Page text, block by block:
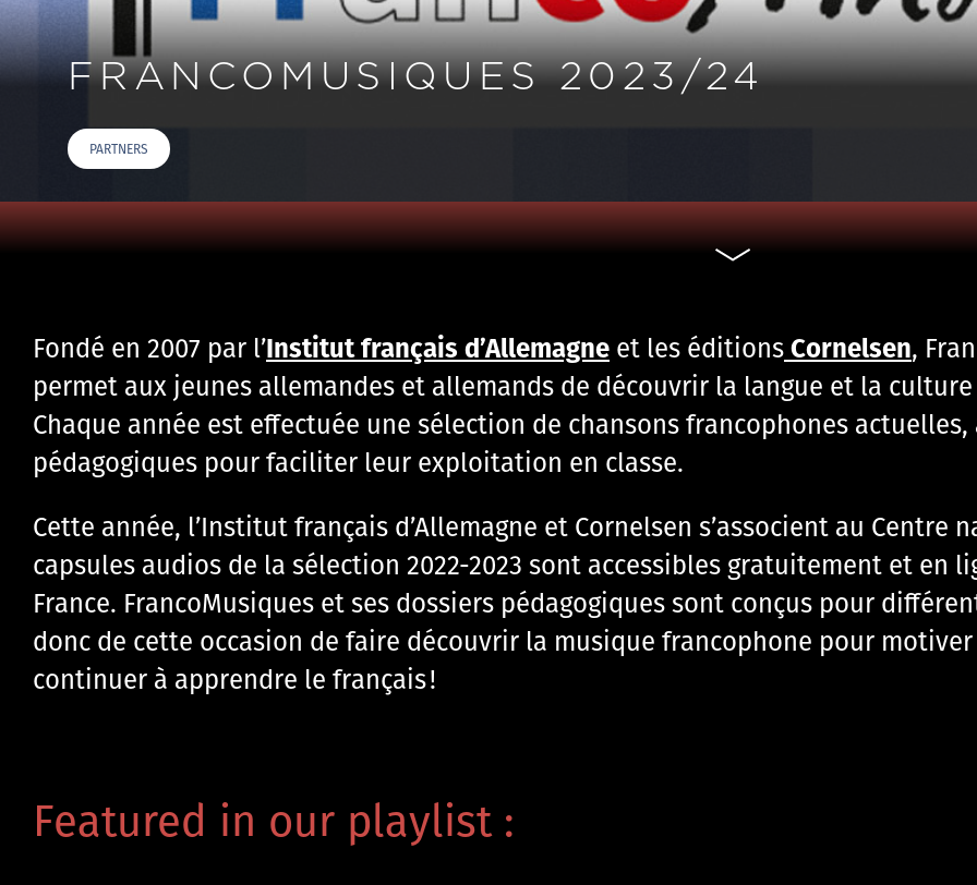
FRANCOMUSIQUES 2023/24
PARTNERS
Fondé en 2007 par l’Institut français d’Allemagne et les éditionsCornelsen,
permet aux jeunes allemandes et allemands de découvrir la langue et la
Chaque année est effectuée une sélection de chansons francophones actuelles,
pédagogiques pour faciliter leur exploitation en classe.
Cette année, l’Institut français d’Allemagne et Cornelsen s’associent au Centre
capsules audios de la sélection 2022-2023 sont accessibles gratuitement et en
France. FrancoMusiques et ses dossiers pédagogiques sont conçus pour
donc de cette occasion de faire découvrir la musique francophone pour
continuer à apprendre le français !
Featured in our playlist :